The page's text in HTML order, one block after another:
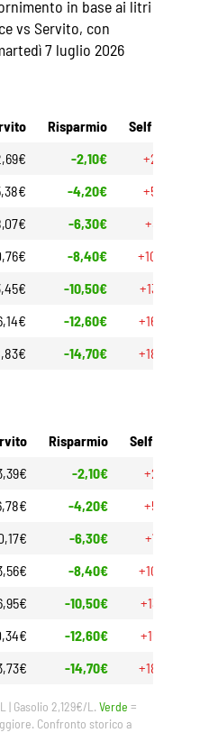
in base ai litri
vs Servito, con
7 luglio 2026
Risparmio Self 30gg
-2,10€
+2,70€
-4,20€
+5,40€
-6,30€
+8,10€
-8,40€
+10,80€
-10,50€
+13,50€
-12,60€
+16,20€
-14,70€ +18,90€
Risparmio Self 30gg
-2,10€
+2,60€
-4,20€
+5,20€
-6,30€
+7,80€
-8,40€
+10,40€
-10,50€
+13,00€
-12,60€
+15,60€
-14,70€ +18,20€
| Gasolio 2,129€/L. Verde =
Confronto storico a